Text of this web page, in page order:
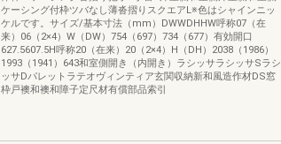
ケーシング付枠ツバなし薄沓摺りスクエアL※色はシャインニッ
ケルです。サイズ/基本寸法（mm）DWWDHHW呼称07（在
来）06（2×4）W（DW）754（697）734（677）有効開口
627.5607.5H呼称20（在来）20（2×4）H（DH）2038（1986）
1993（1941）643和室側開き（内開き）ラシッサラシッサSラシ
ッサDパレットラテオヴィンティア玄関収納新和風造作材DS窓
枠戸襖和襖和障子定尺材有償部品索引